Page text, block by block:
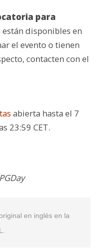
para
están disponibles en
el evento o tienen
contacten con el
abierta hasta el 7
23:59 CET.
en inglés en la